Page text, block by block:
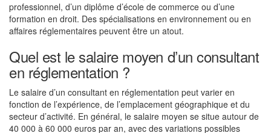
professionnel, d’un diplôme d’école de commerce ou d’une
formation en droit. Des spécialisations en environnement ou en
affaires réglementaires peuvent être un atout.
Quel est le salaire moyen d’un consultant
en réglementation ?
Le salaire d’un consultant en réglementation peut varier en
fonction de l’expérience, de l’emplacement géographique et du
secteur d’activité. En général, le salaire moyen se situe autour de
40 000 à 60 000 euros par an, avec des variations possibles